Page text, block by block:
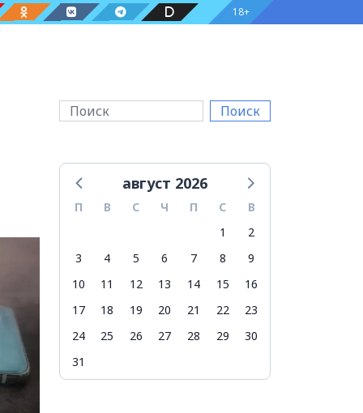
18+
Поиск
август 2026
П В С Ч П С
В
1
2
3
4 5 6 7 8
9
10
11 12 13 14 15
16
17
18 19 20 21 22
23
24
25 26 27 28 29
30
31